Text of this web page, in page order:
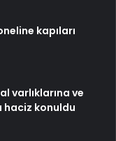
kapıları
varlıklarına ve
haciz konuldu